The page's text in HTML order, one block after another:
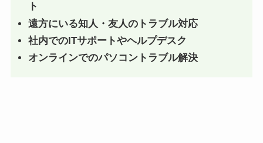
ト
遠方にいる知人・友人のトラブル対応
社内でのITサポートやヘルプデスク
オンラインでのパソコントラブル解決